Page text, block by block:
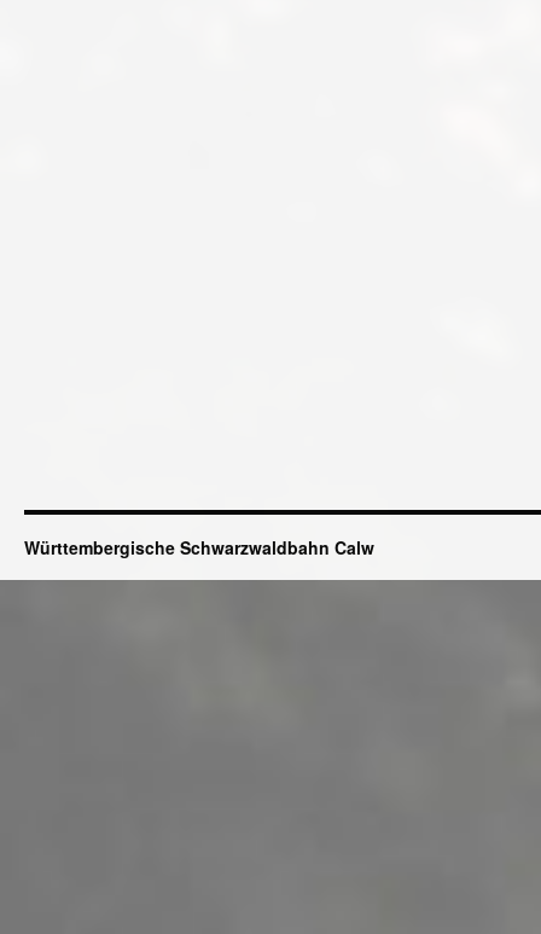
Württembergische Schwarzwaldbahn Calw